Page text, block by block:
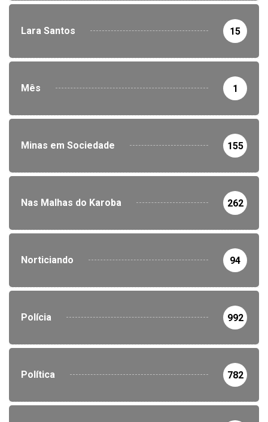
Lara Santos 15
Mês 1
Minas em Sociedade 155
Nas Malhas do Karoba 262
Norticiando 94
Polícia 992
Política 782